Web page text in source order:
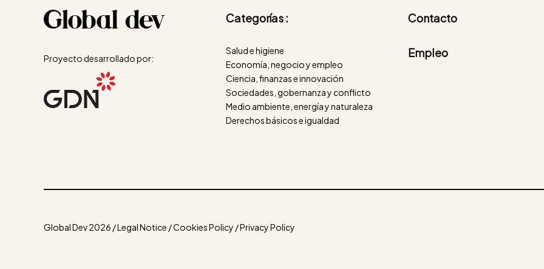
Proyecto desarrollado por:
Categorías :
Salud e higiene
Economía, negocio y empleo
Ciencia, finanzas e innovación
Sociedades, gobernanza y conflicto
Medio ambiente, energía y naturaleza
Derechos básicos e igualdad
Contacto
Empleo
Global Dev 2026 / Legal Notice / Cookies Policy / Privacy Policy